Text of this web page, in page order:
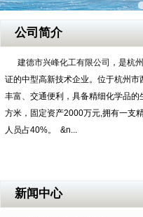
公司简介
建德市兴峰化工有限公司 ，是杭
证的中型高新技术企业。位于杭州
丰富、交通便利，具备精细化学品
方米，固定资产2000万元,拥有一支
人员占40%。 &n...
新闻中心